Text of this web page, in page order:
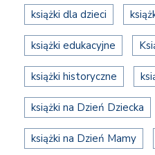
książki dla dzieci
książki edukacyjne
książki historyczne
książki na Dzień Dziecka
książki na Dzień Mamy